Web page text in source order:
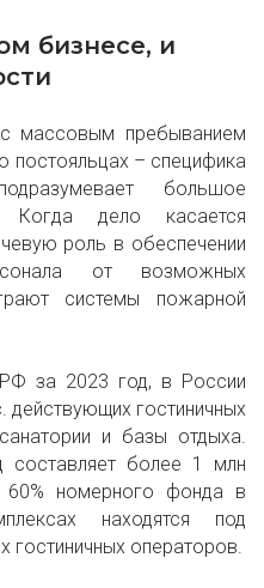
бизнесе, и
массовым пребыванием
постояльцах – специфика
большое
Когда дело касается
роль в обеспечении
от возможных
системы пожарной
за 2023 год, в России
действующих гостиничных
и базы отдыха.
более 1 млн
номерного фонда в
находятся под
гостиничных операторов.